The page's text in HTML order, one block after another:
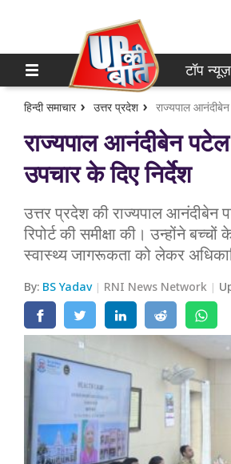
होम
टॉप न्यूज़
UP की बात
राजनीति
क्राइम
शिक्षा
वेब स्टोरी
टॉप न्यूज़
हिन्दी समाचार उत्तर प्रदेश राज्यपाल आनंदीबेन
राज्यपाल आनंदीबेन पटेल
उपचार के दिए निर्देश
उत्तर प्रदेश की राज्यपाल आनंदीबेन
रिपोर्ट की समीक्षा की। उन्होंने
स्वास्थ्य जागरूकता को लेकर
By: BS Yadav RNI News Network
नोएडा
गाजियाबाद
लखनऊ
कानपुर
वाराणसी
अयोध्या
अलीगढ़
मथुरा
मुरादाबाद
गोरखपुर